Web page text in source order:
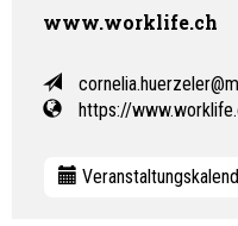
www.worklife.ch
https://